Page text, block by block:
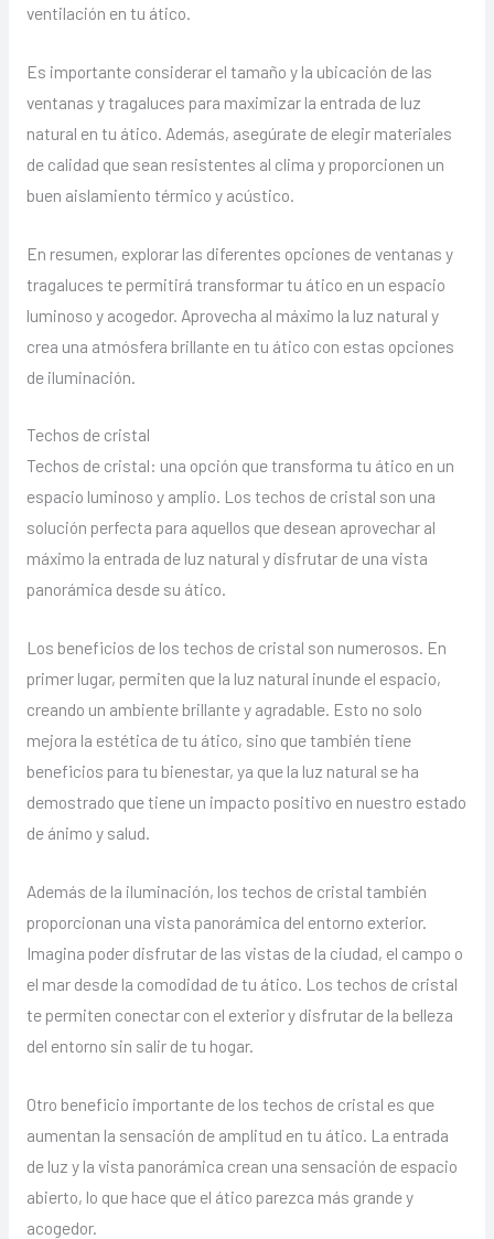
ventilación en tu ático.
Es importante considerar el tamaño y la ubicación de las
ventanas y tragaluces para maximizar la entrada de luz
natural en tu ático. Además, asegúrate de elegir materiales
de calidad que sean resistentes al clima y proporcionen un
buen aislamiento térmico y acústico.
En resumen, explorar las diferentes opciones de ventanas y
tragaluces te permitirá transformar tu ático en un espacio
luminoso y acogedor. Aprovecha al máximo la luz natural y
crea una atmósfera brillante en tu ático con estas opciones
de iluminación.
Techos de cristal
Techos de cristal: una opción que transforma tu ático en un
espacio luminoso y amplio. Los techos de cristal son una
solución perfecta para aquellos que desean aprovechar al
máximo la entrada de luz natural y disfrutar de una vista
panorámica desde su ático.
Los beneficios de los techos de cristal son numerosos. En
primer lugar, permiten que la luz natural inunde el espacio,
creando un ambiente brillante y agradable. Esto no solo
mejora la estética de tu ático, sino que también tiene
beneficios para tu bienestar, ya que la luz natural se ha
demostrado que tiene un impacto positivo en nuestro estado
de ánimo y salud.
Además de la iluminación, los techos de cristal también
proporcionan una vista panorámica del entorno exterior.
Imagina poder disfrutar de las vistas de la ciudad, el campo o
el mar desde la comodidad de tu ático. Los techos de cristal
te permiten conectar con el exterior y disfrutar de la belleza
del entorno sin salir de tu hogar.
Otro beneficio importante de los techos de cristal es que
aumentan la sensación de amplitud en tu ático. La entrada
de luz y la vista panorámica crean una sensación de espacio
abierto, lo que hace que el ático parezca más grande y
acogedor.